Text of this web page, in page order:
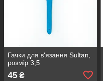
Гачки для в'язання Sultan,
розмір 3,5
45 ₴